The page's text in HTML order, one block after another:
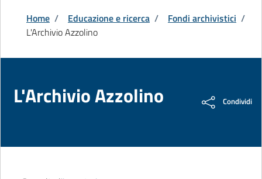
Home / Educazione e ricerca / Fondi archivistici /
L'Archivio Azzolino
L'Archivio Azzolino Condividi